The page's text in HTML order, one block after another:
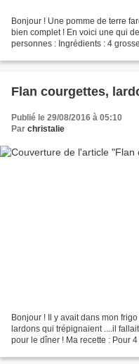
Bonjour ! Une pomme de terre
bien complet ! En voici une qui
personnes : Ingrédients : 4
Flan courgettes,
Publié le 29/08/2016 à 05:10
Par christalie
Bonjour ! Il y avait dans mon
lardons qui trépignaient ....il
pour le dîner ! Ma recette : Pour